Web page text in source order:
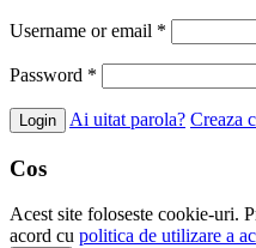
Username or email *
Password *
Ai uitat parola? Creaza
Cos
Acest site foloseste cookie-uri.
acord cu politica de utilizare a